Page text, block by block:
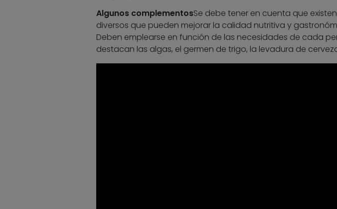
Algunos complementosSe debe tener en cuenta que
diversos que pueden mejorar la calidad nutritiva y
Deben emplearse en función de las necesidades de cada
destacan las algas, el germen de trigo, la levadura de